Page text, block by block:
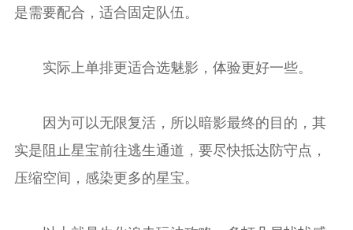
是需要配合，适合固定队伍。
实际上单排更适合选魅影，体验更好一些。
因为可以无限复活，所以暗影最终的目的，其
实是阻止星宝前往逃生通道，要尽快抵达防守点，
压缩空间，感染更多的星宝。